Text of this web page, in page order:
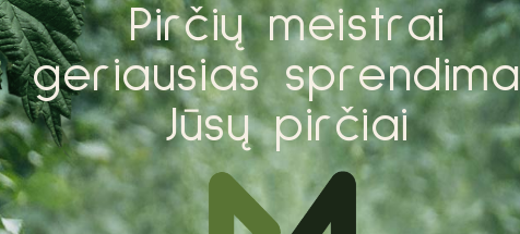
Pirčių meistrai
geriausias sprendima
Jūsų pirčiai